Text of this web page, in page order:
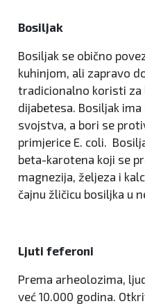
Bosiljak
Bosiljak se obično
kuhinjom, ali zapravo
tradicionalno koristi za
dijabetesa. Bosiljak
svojstva, a bori se
primjerice E. coli.
beta-karotena koji se
magnezija, željeza i
čajnu žličicu bosiljka u
Ljuti feferoni
Prema arheolozima,
već 10.000 godina.